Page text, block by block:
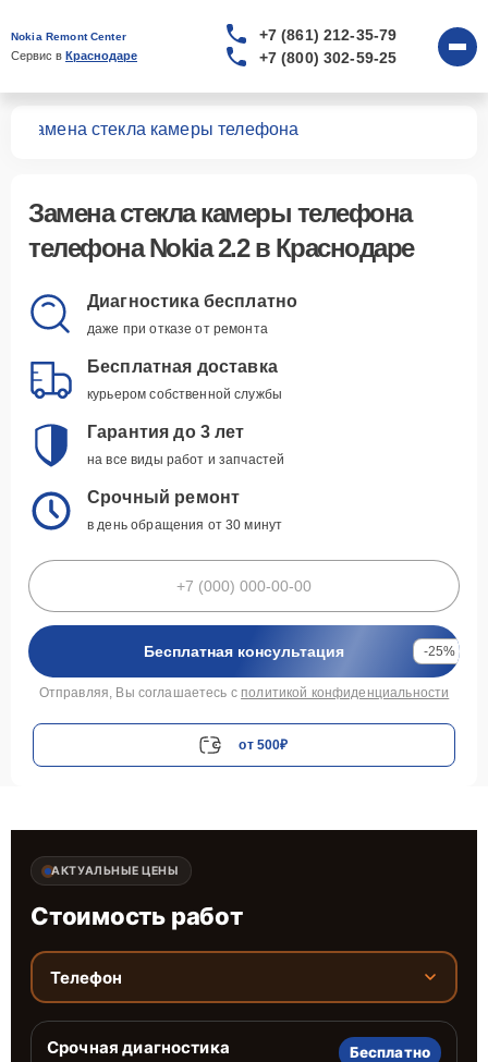
Nokia Remont Center
Сервис в Краснодаре
+7 (861) 212-35-79
+7 (800) 302-59-25
Замена стекла камеры телефона
Замена стекла камеры телефона
телефона Nokia 2.2 в Краснодаре
Диагностика бесплатно
даже при отказе от ремонта
Бесплатная доставка
курьером собственной службы
Гарантия до 3 лет
на все виды работ и запчастей
Срочный ремонт
в день обращения от 30 минут
Бесплатная консультация -25%
Отправляя, Вы соглашаетесь с политикой конфиденциальности
от 500₽
АКТУАЛЬНЫЕ ЦЕНЫ
Стоимость работ
Телефон
Срочная диагностика Бесплатно